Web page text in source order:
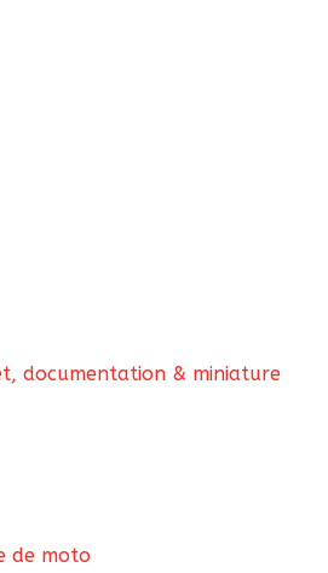
documentation & miniature
de moto